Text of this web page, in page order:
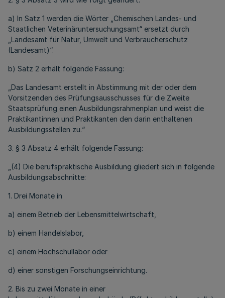
a) In Satz 1 werden die Wörter „Chemischen Landes- und
Staatlichen Veterinäruntersuchungsamt“ ersetzt durch
„Landesamt für Natur, Umwelt und Verbraucherschutz
(Landesamt)“.
b) Satz 2 erhält folgende Fassung:
„Das Landesamt erstellt in Abstimmung mit der oder dem
Vorsitzenden des Prüfungsausschusses für die Zweite
Staatsprüfung einen Ausbildungsrahmenplan und weist die
Praktikantinnen und Praktikanten den darin enthaltenen
Ausbildungsstellen zu.“
3. § 3 Absatz 4 erhält folgende Fassung:
„(4) Die berufspraktische Ausbildung gliedert sich in folgende
Ausbildungsabschnitte:
1. Drei Monate in
a) einem Betrieb der Lebensmittelwirtschaft,
b) einem Handelslabor,
c) einem Hochschullabor oder
d) einer sonstigen Forschungseinrichtung.
2. Bis zu zwei Monate in einer